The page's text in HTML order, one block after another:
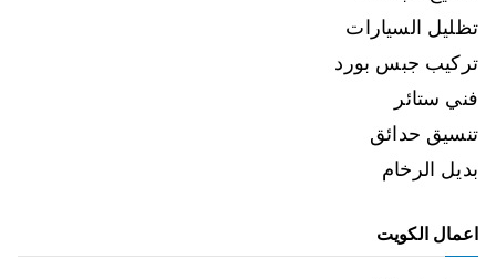
تظليل السيارات
تركيب جبس بورد
فني ستائر
تنسيق حدائق
بديل الرخام
اعمال الكويت